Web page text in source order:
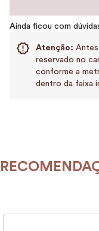
Ainda ficou com
Atenção:
reservado no
conforme a
dentro da faixa